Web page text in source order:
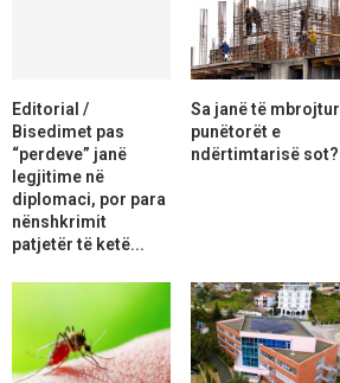
Editorial /
Bisedimet pas
“perdeve” janë
legjitime në
diplomaci, por para
nënshkrimit
patjetër të ketë...
Sa janë të mbrojtur
punëtorët e
ndërtimtarisë sot?